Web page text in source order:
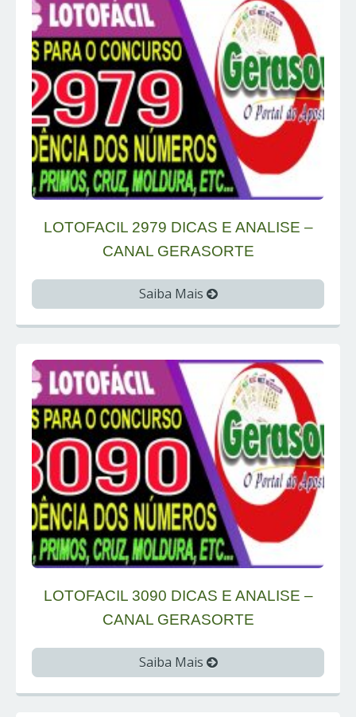
LOTOFACIL 2979 DICAS E ANALISE –
CANAL GERASORTE
Saiba Mais
LOTOFACIL 3090 DICAS E ANALISE –
CANAL GERASORTE
Saiba Mais